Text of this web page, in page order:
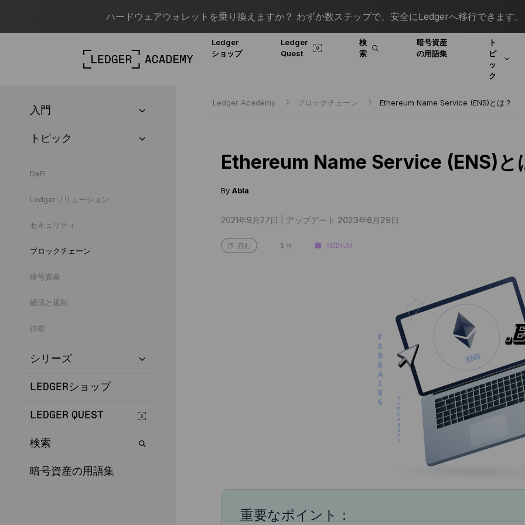
ハードウェアウォレットを乗り換えますか？ わずか数ステップで、安全にLedgerへ移行できます。
Ledger
ショップ
Ledger
Quest
検
索
暗号資産
の用語集
ト
ピ
ッ
ク
入門
トピック
DeFi
Ledgerソリューション
セキュリティ
ブロックチェーン
暗号資産
経済と規制
詐欺
シリーズ
LEDGERショップ
LEDGER QUEST
検索
暗号資産の用語集
Ledger Academy ブロックチェーン Ethereum Name Service (ENS)とは？
Ethereum Name Service (ENS)と
By Abla
2021年9月27日 | アップデート 2023年6月29日
読む 5 分 MEDIUM
重要なポイント：